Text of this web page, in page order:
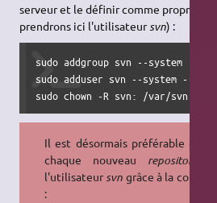
serveur et le définir comme
prendrons ici l'utilisateursvn) :
sudo addgroup svn --system
sudo adduser svn --system --
sudo chown -R svn: /var/svn
Il est désormais préférable de
chaque nouveau repository
l'utilisateur svn grâce à la
: